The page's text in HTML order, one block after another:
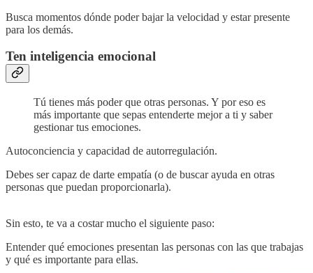
Busca momentos dónde poder bajar la velocidad y estar presente
para los demás.
Ten inteligencia emocional
Tú tienes más poder que otras personas. Y por eso es
más importante que sepas entenderte mejor a ti y saber
gestionar tus emociones.
Autoconciencia y capacidad de autorregulación.
Debes ser capaz de darte empatía (o de buscar ayuda en otras
personas que puedan proporcionarla).
Sin esto, te va a costar mucho el siguiente paso:
Entender qué emociones presentan las personas con las que trabajas
y qué es importante para ellas.